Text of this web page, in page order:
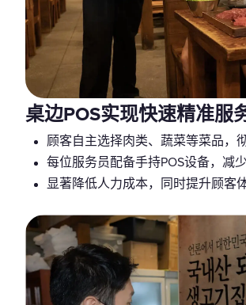
桌边POS实现快速精准服
顾客自主选择肉类、蔬菜等菜品，
每位服务员配备手持POS设备，减
显著降低人力成本，同时提升顾客